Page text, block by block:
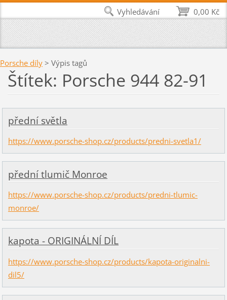
Porsche díly > Výpis tagů
Štítek: Porsche 944 82-91
přední světla
https://www.porsche-shop.cz/products/predni-svetla1/
přední tlumič Monroe
https://www.porsche-shop.cz/products/predni-tlumic-
monroe/
kapota - ORIGINÁLNÍ DÍL
https://www.porsche-shop.cz/products/kapota-originalni-
dil5/
0,00 Kč
Vyhledávání